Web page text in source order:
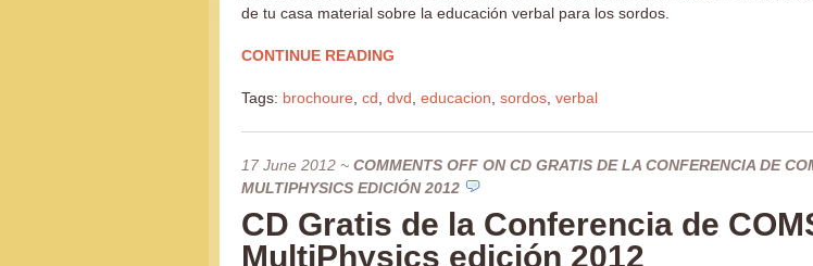
de tu casa material sobre la educación verbal para los sordos.
CONTINUE READING
Tags: brochoure cd dvd educacion sordos verbal
17 June 2012 ~ COMMENTS OFF ON CD GRATIS DE LA CONFERENCIA DE
MULTIPHYSICS EDICIÓN 2012
CD Gratis de la Conferencia de
MultiPhysics edición 2012